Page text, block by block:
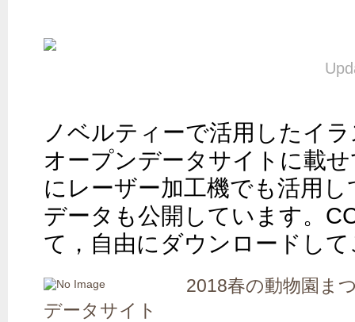
ノベルティーで活用したイ
オープンデータサイトに載
にレーザー加工機でも活用
データも公開しています。
て，自由にダウンロードし
2018春の動物園ま
データサイト